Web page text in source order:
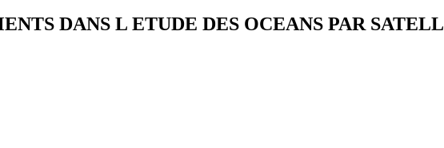
DANS L ETUDE DES OCEANS PAR